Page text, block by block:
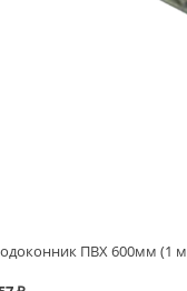
ПВХ 600мм (1